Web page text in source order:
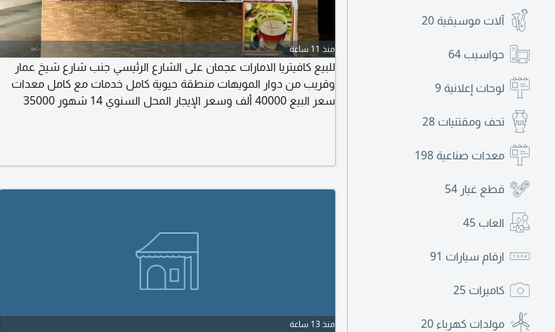
آلات موسيقية 20
حواسيب 64
لوحات إعلانية 9
تحف ومقتنيات 28
معدات صناعية 198
قطع غيار 54
العاب 45
ارقام سيارات 91
كاميرات 25
مولدات كهرباء 20
منذ 11 ساعة
للبيع كافيتريا الامارات عجمان على الشارع الرئيسي جنب شارع شيخ عمار
وقريب من دوار المويهات منطقة حيوية كامل خدمات مع كامل معدات
سعر البيع 40000 ألف وسعر الإيجار المحل السنوي 14 شهور 35000
منذ 13 ساعة